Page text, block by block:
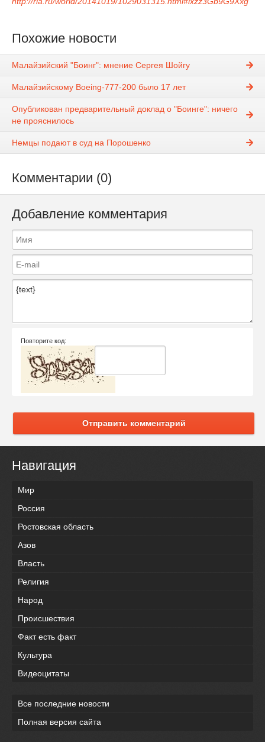
Похожие новости
Малайзийский "Боинг": мнение Сергея Шойгу
Малайзийскому Boeing-777-200 было 17 лет
Опубликован предварительный доклад о "Боинге": ничего
не прояснилось
Немцы подают в суд на Порошенко
Комментарии (0)
Добавление комментария
Повторите код:
Отправить комментарий
Навигация
Мир
Россия
Ростовская область
Азов
Власть
Религия
Народ
Происшествия
Факт есть факт
Культура
Видеоцитаты
Все последние новости
Полная версия сайта